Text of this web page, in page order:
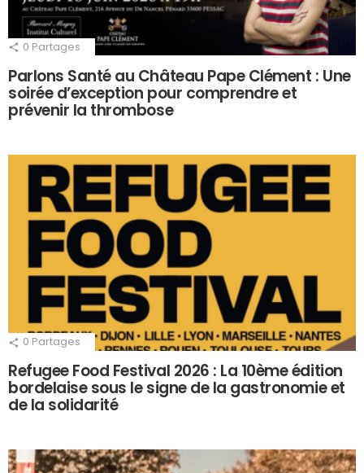
0 Partages
Parlons Santé au Château Pape Clément : Une
soirée d’exception pour comprendre et
prévenir la thrombose
0 Partages
Refugee Food Festival 2026 : La 10ème édition
bordelaise sous le signe de la gastronomie et
de la solidarité